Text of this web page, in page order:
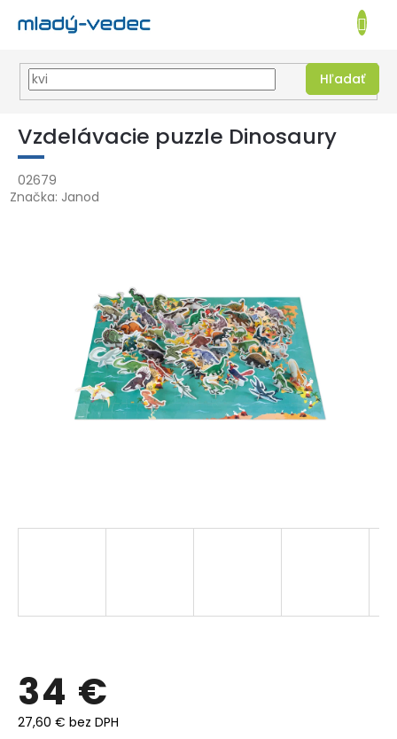
Prejsť
obsah
EUR
Hľadať
KOŠÍK
Vzdelávacie puzzle Dinosaury
02679
Značka: Janod
34 €
27,60 € bez DPH